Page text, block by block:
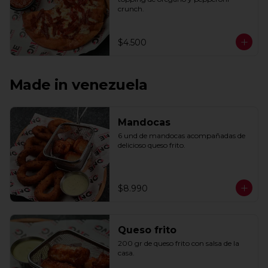
crunch.
$4.500
Made in venezuela
Mandocas
6 und de mandocas acompañadas de
delicioso queso frito.
$8.990
Queso frito
200 gr de queso frito con salsa de la
casa.